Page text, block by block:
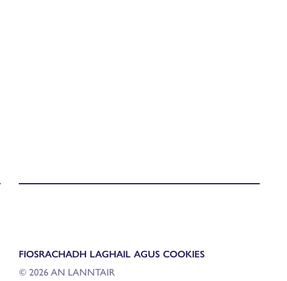
FIOSRACHADH LAGHAIL AGUS COOKIES
© 2026 AN LANNTAIR